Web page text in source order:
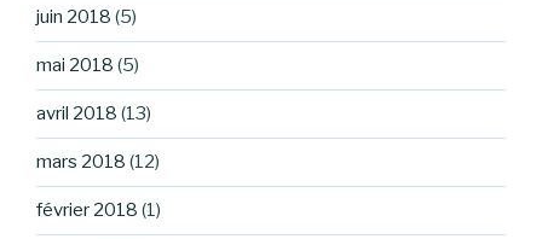
juin 2018 (5)
mai 2018 (5)
avril 2018 (13)
mars 2018 (12)
février 2018 (1)